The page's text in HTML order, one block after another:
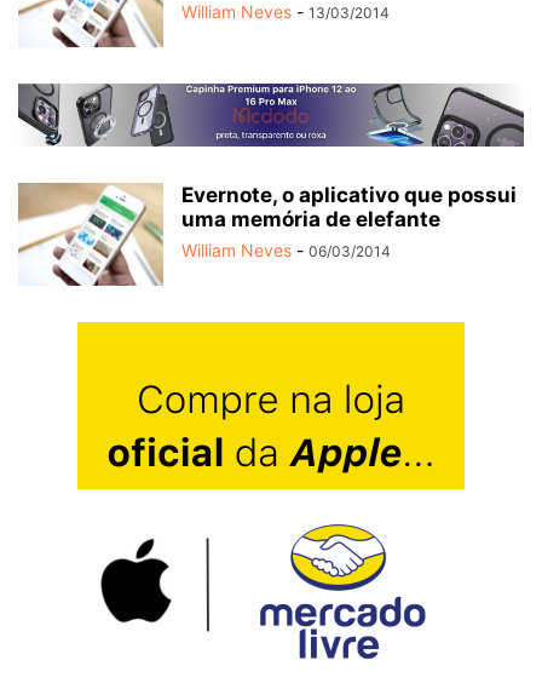
William Neves - 13/03/2014
Evernote, o aplicativo que possui
uma memória de elefante
William Neves - 06/03/2014